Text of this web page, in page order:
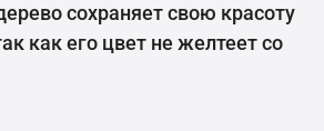
сохраняет свою красоту
как его цвет не желтеет со